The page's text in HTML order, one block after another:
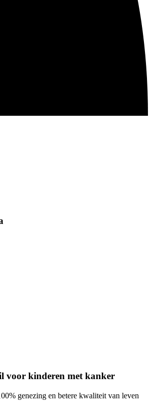
voor kinderen met kanker
genezing en betere kwaliteit van leven